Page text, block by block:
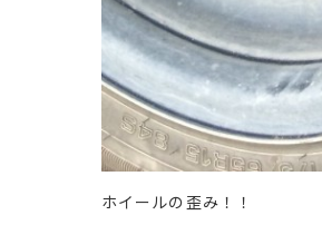
ホイールの歪み！！